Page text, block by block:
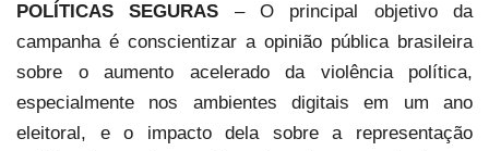
POLÍTICAS SEGURAS – O principal objetivo da
campanha é conscientizar a opinião pública brasileira
sobre o aumento acelerado da violência política,
especialmente nos ambientes digitais em um ano
eleitoral, e o impacto dela sobre a representação